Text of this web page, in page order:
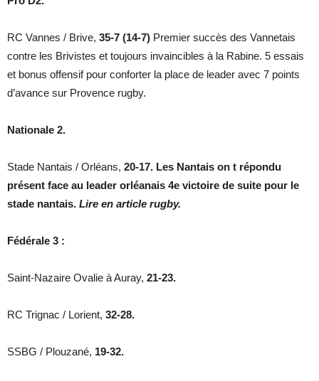
RC Vannes / Brive, 35-7 (14-7) Premier succès des Vannetais
contre les Brivistes et toujours invaincibles à la Rabine. 5 essais
et bonus offensif pour conforter la place de leader avec 7 points
d’avance sur Provence rugby.
Nationale 2.
Stade Nantais / Orléans, 20-17. Les Nantais on t répondu
présent face au leader orléanais 4e victoire de suite pour le
stade nantais. Lire en article rugby.
Fédérale 3 :
Saint-Nazaire Ovalie à Auray, 21-23.
RC Trignac / Lorient, 32-28.
SSBG / Plouzané, 19-32.